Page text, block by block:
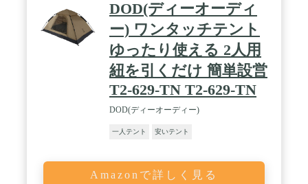
DOD(ディーオーディ
ー) ワンタッチテント
ゆったり使える 2人用
紐を引くだけ 簡単設営
T2-629-TN T2-629-TN
DOD(ディーオーディー)
一人テント 安いテント
Amazonで詳しく見る